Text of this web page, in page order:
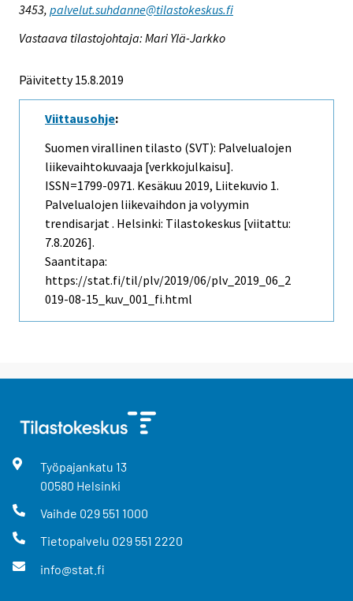
3453, palvelut.suhdanne@tilastokeskus.fi
Vastaava tilastojohtaja: Mari Ylä-Jarkko
Päivitetty 15.8.2019
Viittausohje:
Suomen virallinen tilasto (SVT): Palvelualojen
liikevaihtokuvaaja [verkkojulkaisu].
ISSN=1799-0971. Kesäkuu 2019, Liitekuvio 1.
Palvelualojen liikevaihdon ja volyymin
trendisarjat . Helsinki: Tilastokeskus [viitattu:
7.8.2026].
Saantitapa:
https://stat.fi/til/plv/2019/06/plv_2019_06_2
019-08-15_kuv_001_fi.html
Työpajankatu 13
00580 Helsinki
Vaihde 029 551 1000
Tietopalvelu 029 551 2220
info@stat.fi